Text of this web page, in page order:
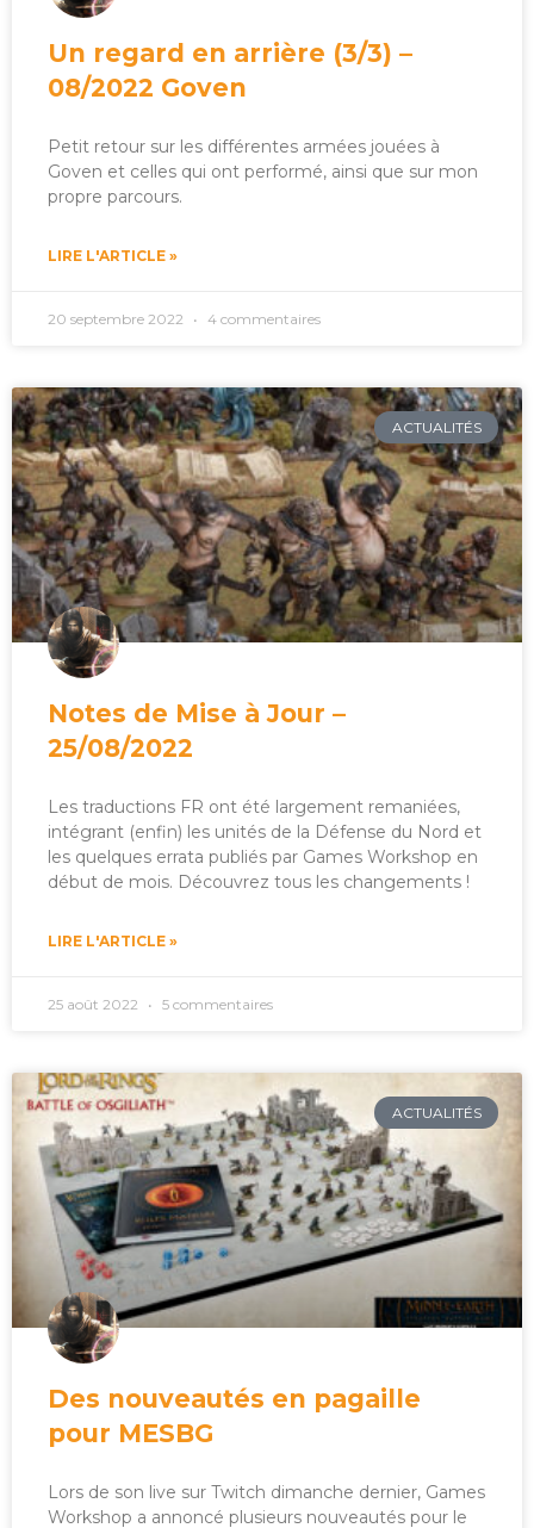
Un regard en arrière (3/3) –
08/2022 Goven
Petit retour sur les différentes armées jouées à
Goven et celles qui ont performé, ainsi que sur mon
propre parcours.
LIRE L'ARTICLE »
20 septembre 2022 4 commentaires
ACTUALITÉS
Notes de Mise à Jour –
25/08/2022
Les traductions FR ont été largement remaniées,
intégrant (enfin) les unités de la Défense du Nord et
les quelques errata publiés par Games Workshop en
début de mois. Découvrez tous les changements !
LIRE L'ARTICLE »
25 août 2022 5 commentaires
ACTUALITÉS
Des nouveautés en pagaille
pour MESBG
Lors de son live sur Twitch dimanche dernier, Games
Workshop a annoncé plusieurs nouveautés pour le